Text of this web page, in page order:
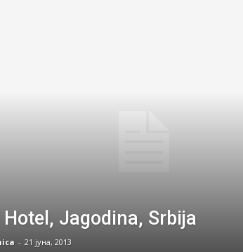
Jagodina, Srbija
- 21 јуна, 2013